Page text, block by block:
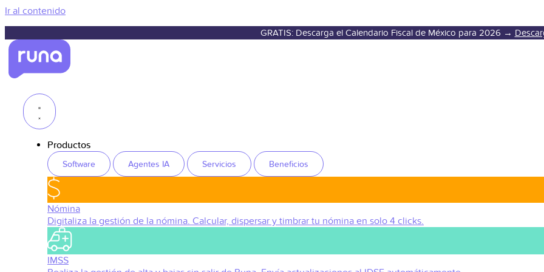
Ir al contenido
GRATIS: Descarga el Calendario Fiscal de México para 2026 →
Productos
Software Agentes IA Servicios Beneficios
Nómina
Digitaliza la gestión de la nómina. Calcular, dispersar y timbrar tu nómina en solo 4 clicks.
IMSS